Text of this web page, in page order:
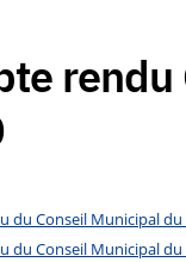
du Conseil Municipal du
du Conseil Municipal